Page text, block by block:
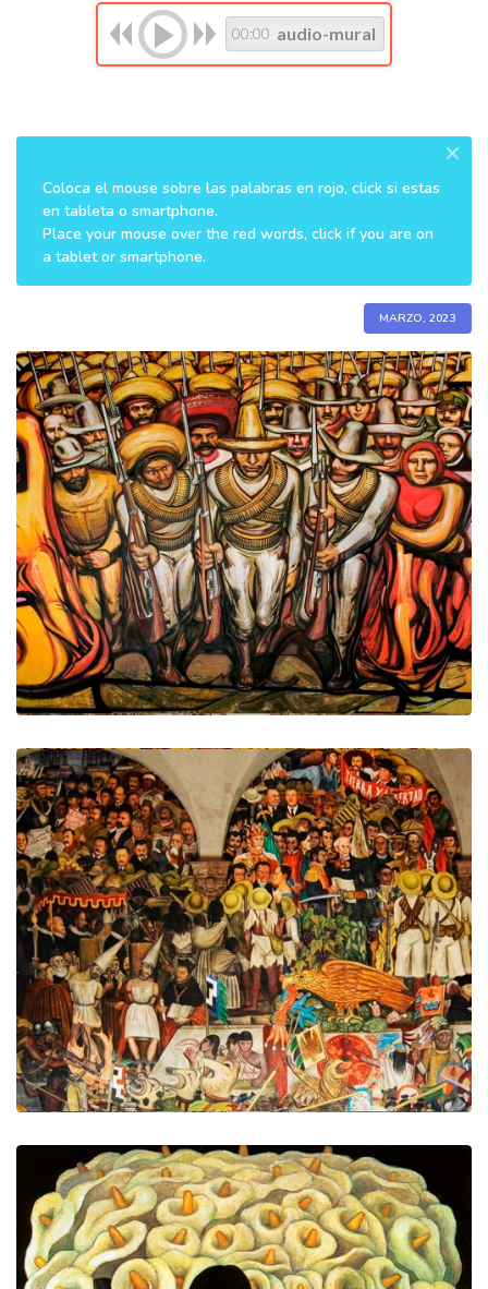
00:00 audio-mural
Coloca el mouse sobre las palabras en rojo, click si estas
en tableta o smartphone.
Place your mouse over the red words, click if you are on
a tablet or smartphone.
×
MARZO, 2023